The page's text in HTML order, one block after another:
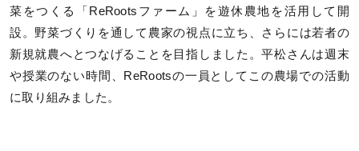
菜をつくる「ReRootsファーム」を遊休農地を活用して開
設。野菜づくりを通して農家の視点に立ち、さらには若者の
新規就農へとつなげることを目指しました。平松さんは週末
や授業のない時間、ReRootsの一員としてこの農場での活動
に取り組みました。